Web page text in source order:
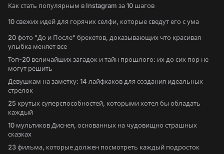
Как стать популярным в Instagram за 10 шагов
10 свежих идей для горячих селфи, которые сведут его с ума
20 фото "До и После" брекетов, доказывающих что красивая
улыбка меняет все
Топ-20 величайших загадок и тайн прошлого: их до сих пор не
могут решить
Девушкам на заметку: 14 лайфхаков для создания идеальных
стрелок
25 крутых суперспособностей, которыми хотел бы обладать
каждый
10 мультиков Диснея, основанных на чудовищно страшных
сказках
23 фильма, которые должен посмотреть каждый подросток